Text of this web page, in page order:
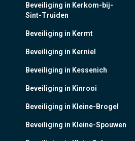
Beveiliging in Kerkom-bij-
Sint-Truiden
Beveiliging in Kermt
Beveiliging in Kerniel
Beveiliging in Kessenich
Beveiliging in Kinrooi
Beveiliging in Kleine-Brogel
Beveiliging in Kleine-Spouwen